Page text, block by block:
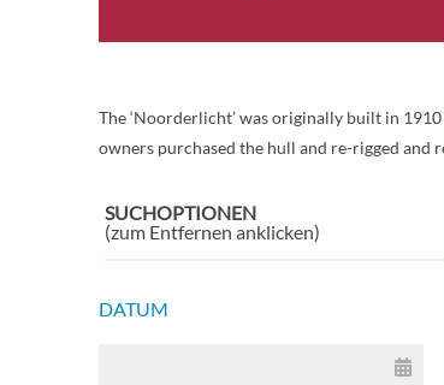
The ‘Noorderlicht’ was originally built in
owners purchased the hull and re-rigged and
SUCHOPTIONEN
(zum Entfernen anklicken)
DATUM